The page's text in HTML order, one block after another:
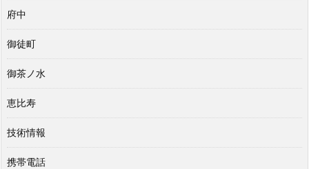
府中
御徒町
御茶ノ水
恵比寿
技術情報
携帯電話